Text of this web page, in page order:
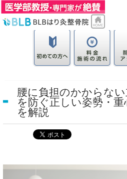
腰に負担のかからな
を防ぐ正しい姿勢・
を解説